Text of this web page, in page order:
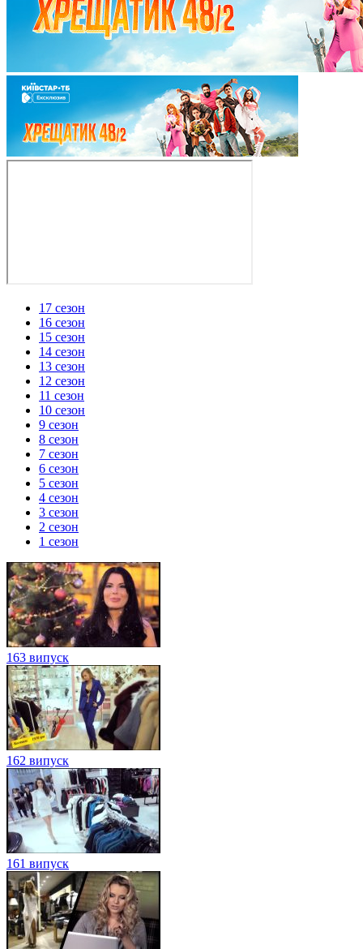
17 сезон
16 сезон
15 сезон
14 сезон
13 сезон
12 сезон
11 сезон
10 сезон
9 сезон
8 сезон
7 сезон
6 сезон
5 сезон
4 сезон
3 сезон
2 сезон
1 сезон
163 випуск
162 випуск
161 випуск